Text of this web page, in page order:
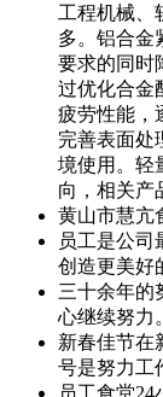
工程机械、
多。铝合金
要求的同时
过优化合金
疲劳性能，
完善表面处
境使用。轻
向，相关产
黄山市慧亢
员工是公司
创造更美好
三十余年的
心继续努力。
新春佳节在
号是努力工
员工食堂24